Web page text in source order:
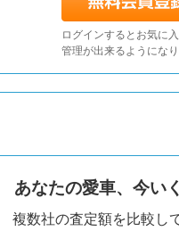
ログインするとお気に
管理が出来るようにな
あなたの愛車、今い
複数社の査定額を比較し